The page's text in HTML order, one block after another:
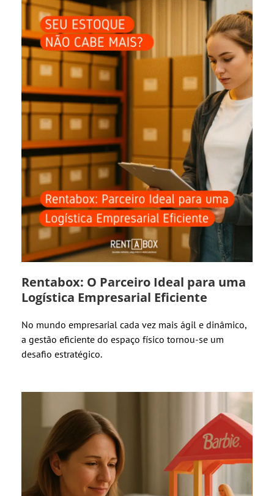
Rentabox: O Parceiro Ideal para uma
Logística Empresarial Eficiente
No mundo empresarial cada vez mais ágil e dinâmico,
a gestão eficiente do espaço físico tornou-se um
desafio estratégico.